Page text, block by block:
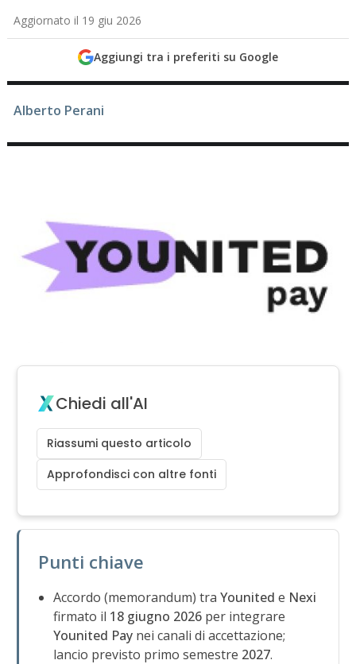
Aggiornato il 19 giu 2026
Aggiungi tra i preferiti su Google
Alberto Perani
Chiedi all'AI
Riassumi questo articolo
Approfondisci con altre fonti
Punti chiave
Accordo (memorandum) traYounited e Nexi
firmato il 18 giugno 2026 per integrare
Younited Pay nei canali di accettazione;
lancio previsto primo semestre 2027.